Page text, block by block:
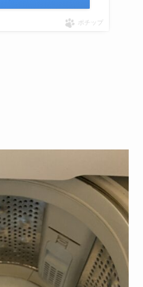
ポチップ